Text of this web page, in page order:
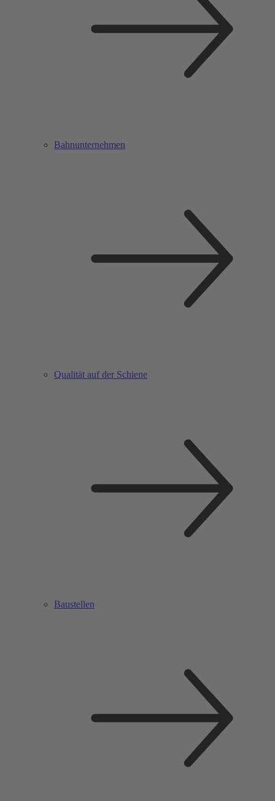
Bahnunternehmen
Qualität auf der Schiene
Baustellen